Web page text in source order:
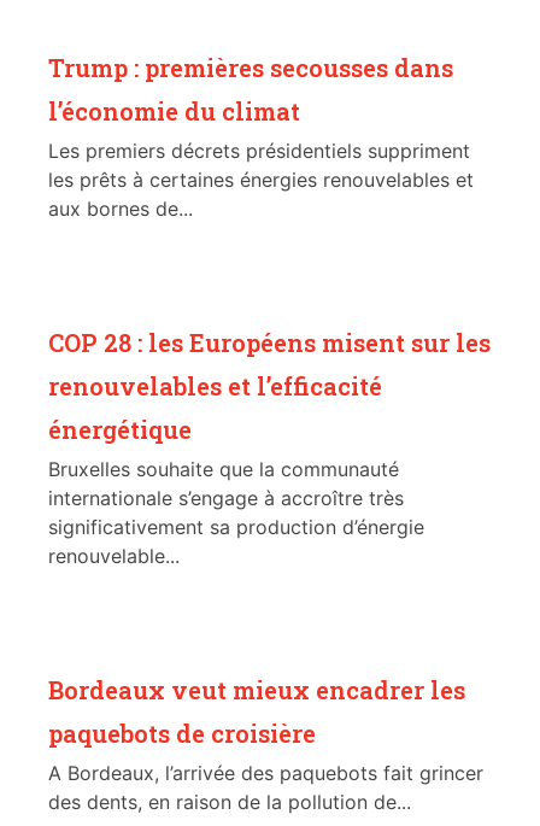
Trump : premières secousses dans
l’économie du climat
Les premiers décrets présidentiels suppriment
les prêts à certaines énergies renouvelables et
aux bornes de...
COP 28 : les Européens misent sur les
renouvelables et l’efficacité
énergétique
Bruxelles souhaite que la communauté
internationale s’engage à accroître très
significativement sa production d’énergie
renouvelable...
Bordeaux veut mieux encadrer les
paquebots de croisière
A Bordeaux, l’arrivée des paquebots fait grincer
des dents, en raison de la pollution de...